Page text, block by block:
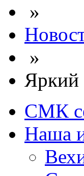
»
»
Яркий
СМК
Наша